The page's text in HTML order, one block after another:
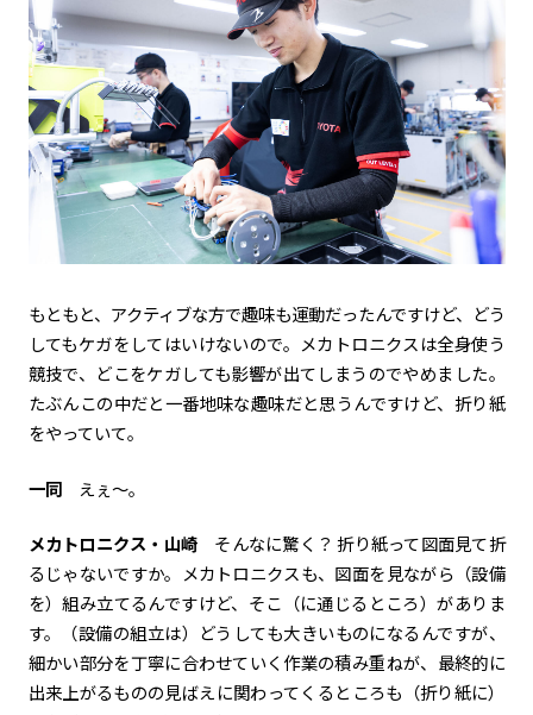
もともと、アクティブな方で趣味も運動だったんですけど、どう
してもケガをしてはいけないので。メカトロニクスは全身使う
競技で、どこをケガしても影響が出てしまうのでやめました。
たぶんこの中だと一番地味な趣味だと思うんですけど、折り紙
をやっていて。
一同 えぇ～。
メカトロニクス・山崎 そんなに驚く？ 折り紙って図面見て折
るじゃないですか。メカトロニクスも、図面を見ながら（設備
を）組み立てるんですけど、そこ（に通じるところ）がありま
す。（設備の組立は）どうしても大きいものになるんですが、
細かい部分を丁寧に合わせていく作業の積み重ねが、最終的に
出来上がるものの見ばえに関わってくるところも（折り紙に）